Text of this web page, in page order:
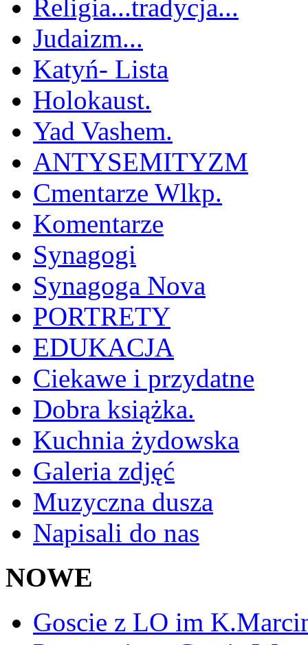
Religia...tradycja...
Judaizm...
Katyń- Lista
Holokaust.
Yad Vashem.
ANTYSEMITYZM
Cmentarze Wlkp.
Komentarze
Synagogi
Synagoga Nova
PORTRETY
EDUKACJA
Ciekawe i przydatne
Dobra książka.
Kuchnia żydowska
Galeria zdjęć
Muzyczna dusza
Napisali do nas
NOWE
Goscie z LO im